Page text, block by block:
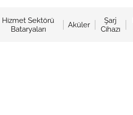
Hizmet Sektörü
Bataryaları
Aküler
Şarj
Cihazı